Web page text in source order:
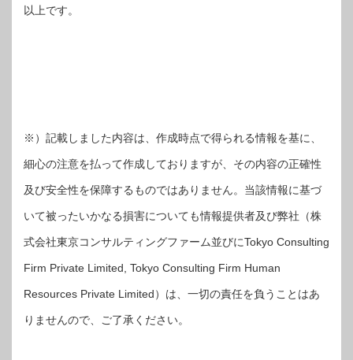
以上です。
※）記載しました内容は、作成時点で得られる情報を基に、
細心の注意を払って作成しておりますが、その内容の正確性
及び安全性を保障するものではありません。当該情報に基づ
いて被ったいかなる損害についても情報提供者及び弊社（株
式会社東京コンサルティングファーム並びにTokyo Consulting
Firm Private Limited, Tokyo Consulting Firm Human
Resources Private Limited）は、一切の責任を負うことはあ
りませんので、ご了承ください。